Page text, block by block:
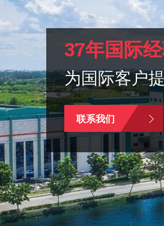
37年国际
为国际客户
联系我们